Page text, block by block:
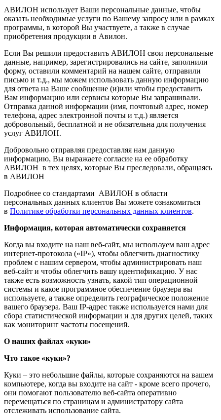
АВИЛОН использует Ваши персональные данные, чтобы
оказать необходимые услуги по Вашему запросу или в рамках
программы, в которой Вы участвуете, а также в случае
приобретения продукции в Авилон.
Если Вы решили предоставить АВИЛОН свои персональные
данные, например, зарегистрировались на сайте, заполнили
форму, оставили комментарий на нашем сайте, отправили
письмо и т.д., мы можем использовать данную информацию
для ответа на Ваше сообщение (и)или чтобы предоставить
Вам информацию или сервисы которые Вы запрашивали.
Отправка данной информации (имя, почтовый адрес, номер
телефона, адрес электронной почты и т.д.) является
добровольный, бесплатной и не обязательна для получения
услуг АВИЛОН.
Добровольно отправляя предоставляя нам данную
информацию, Вы выражаете согласие на ее обработку
АВИЛОН в тех целях, которые Вы преследовали, обращаясь
в АВИЛОН
Подробнее со стандартами АВИЛОН в области
персональных данных клиентов Вы можете ознакомиться
в Политике обработки персональных данных клиентов.
Информация, которая автоматически сохраняется
Когда вы входите на наш веб-сайт, мы используем ваш адрес
интернет-протокола («IP»), чтобы облегчить диагностику
проблем с нашим сервером, чтобы администрировать наш
веб-сайт и чтобы облегчить вашу идентификацию. У нас
также есть возможность узнать, какой тип операционной
системы и какое программное обеспечение браузера вы
используете, а также определить географическое положение
вашего браузера. Ваш IP-адрес также используется нами для
сбора статистической информации и для других целей, таких
как мониторинг частоты посещений.
О наших файлах «куки»
Что такое «куки»?
Куки – это небольшие файлы, которые сохраняются на вашем
компьютере, когда вы входите на сайт - кроме всего прочего,
они помогают пользователю веб-сайта оперативно
перемещаться по страницам и администратору сайта
отслеживать использование сайта.